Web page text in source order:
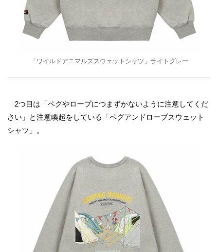
「ワイルドアニマルズスウェットシャツ」ライトグレー
2つ目は「ペグやロープにつまずかないように注意してくだ
さい」と注意喚起をしている「ペグアンドロープスウェット
シャツ」。